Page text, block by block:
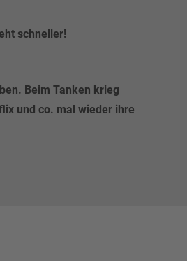
schneller!
Beim Tanken krieg
und co. mal wieder ihre